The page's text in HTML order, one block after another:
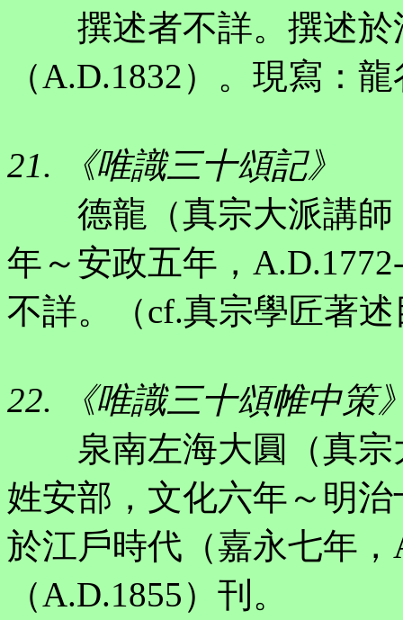
撰述者不詳。撰述於
（A.D.1832）。現寫：
21. 《唯識三十頌記》
德龍（真宗大派講師
年～安政五年，
不詳。（cf.真宗學匠著
22. 《唯識三十頌帷中策
泉南左海大圓（真宗
姓安部，文化六年～明
於江戶時代（嘉永七年
（A.D.1855）刊。